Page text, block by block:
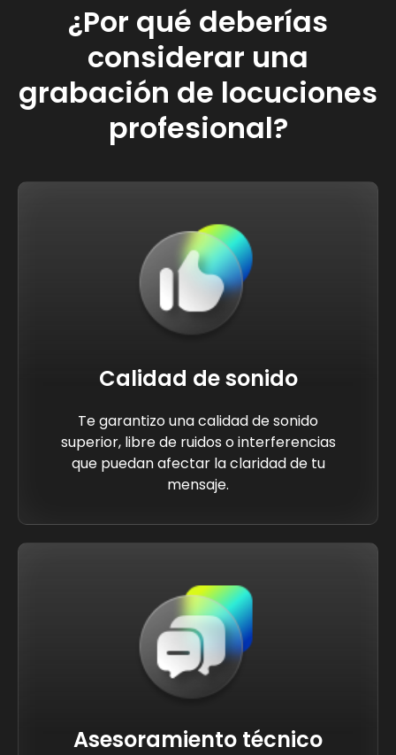
¿Por qué deberías
considerar una
grabación de locuciones
profesional?
Calidad de sonido
Te garantizo una calidad de sonido
superior, libre de ruidos o interferencias
que puedan afectar la claridad de tu
mensaje.
Asesoramiento técnico